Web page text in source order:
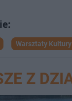
Warsztaty Kultury
Z